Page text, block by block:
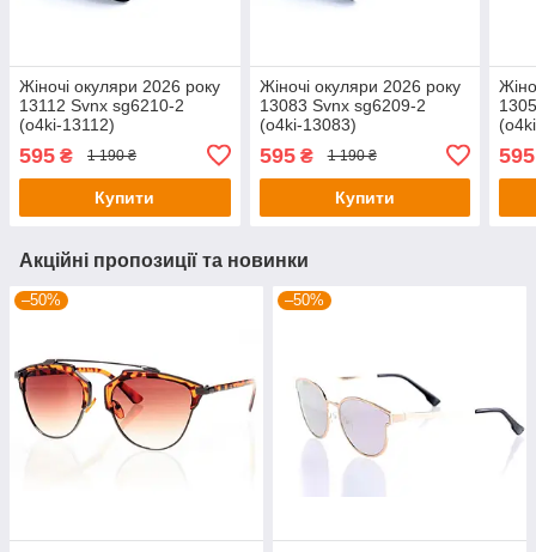
Жіночі окуляри 2026 року
13112 Svnx sg6210-2
(o4ki-13112)
595 ₴ 1 190 ₴
Купити
Жіночі окуляри 2026 року
13083 Svnx sg6209-2
(o4ki-13083)
595₴ 1 190 ₴
Купити
595
Акційні пропозиції та новинки
–50% –50%